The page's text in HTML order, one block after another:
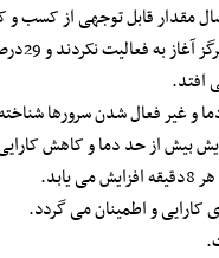
افتد.
و غیر فعال شدن سرورها